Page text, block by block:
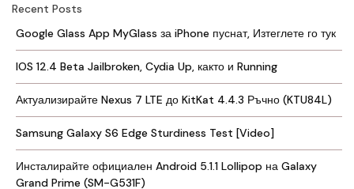
Recent Posts
Google Glass App MyGlass за iPhone пуснат, Изтеглете го тук
IOS 12.4 Beta Jailbroken, Cydia Up, както и Running
Актуализирайте Nexus 7 LTE до KitKat 4.4.3 Ръчно (KTU84L)
Samsung Galaxy S6 Edge Sturdiness Test [Video]
Инсталирайте официален Android 5.1.1 Lollipop на Galaxy
Grand Prime (SM-G531F)